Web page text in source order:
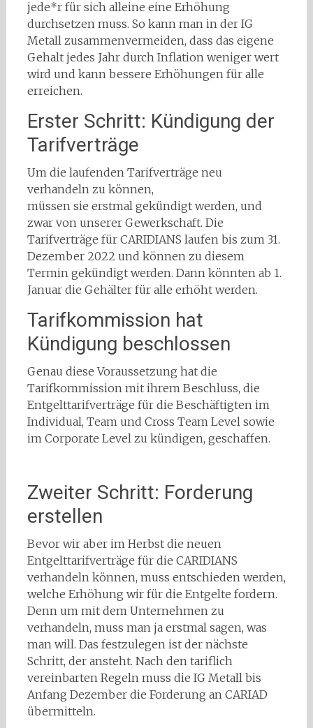
jede*r für sich alleine eine Erhöhung
durchsetzen muss. So kann man in der IG
Metall zusammenvermeiden, dass das eigene
Gehalt jedes Jahr durch Inflation weniger wert
wird und kann bessere Erhöhungen für alle
erreichen.
Erster Schritt: Kündigung der
Tarifverträge
Um die laufenden Tarifverträge neu
verhandeln zu können,
müssen sie erstmal gekündigt werden, und
zwar von unserer Gewerkschaft. Die
Tarifverträge für CARIDIANS laufen bis zum 31.
Dezember 2022 und können zu diesem
Termin gekündigt werden. Dann könnten ab 1.
Januar die Gehälter für alle erhöht werden.
Tarifkommission hat
Kündigung beschlossen
Genau diese Voraussetzung hat die
Tarifkommission mit ihrem Beschluss, die
Entgelttarifverträge für die Beschäftigten im
Individual, Team und Cross Team Level sowie
im Corporate Level zu kündigen, geschaffen.
Zweiter Schritt: Forderung
erstellen
Bevor wir aber im Herbst die neuen
Entgelttarifverträge für die CARIDIANS
verhandeln können, muss entschieden werden,
welche Erhöhung wir für die Entgelte fordern.
Denn um mit dem Unternehmen zu
verhandeln, muss man ja erstmal sagen, was
man will. Das festzulegen ist der nächste
Schritt, der ansteht. Nach den tariflich
vereinbarten Regeln muss die IG Metall bis
Anfang Dezember die Forderung an CARIAD
übermitteln.